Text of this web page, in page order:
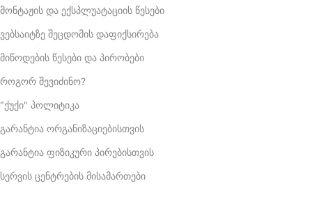
მონტაჟის და ექსპლუატაციის წესები
ვებსაიტზე შეცდომის დაფიქსირება
მიწოდების წესები და პირობები
როგორ შევიძინო?
"ქუქი" პოლიტიკა
გარანტია ორგანიზაციებისთვის
გარანტია ფიზიკური პირებისთვის
სერვის ცენტრების მისამართები